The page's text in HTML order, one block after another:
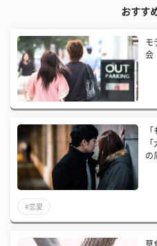
おすす
モ
会
の
#恋愛
草